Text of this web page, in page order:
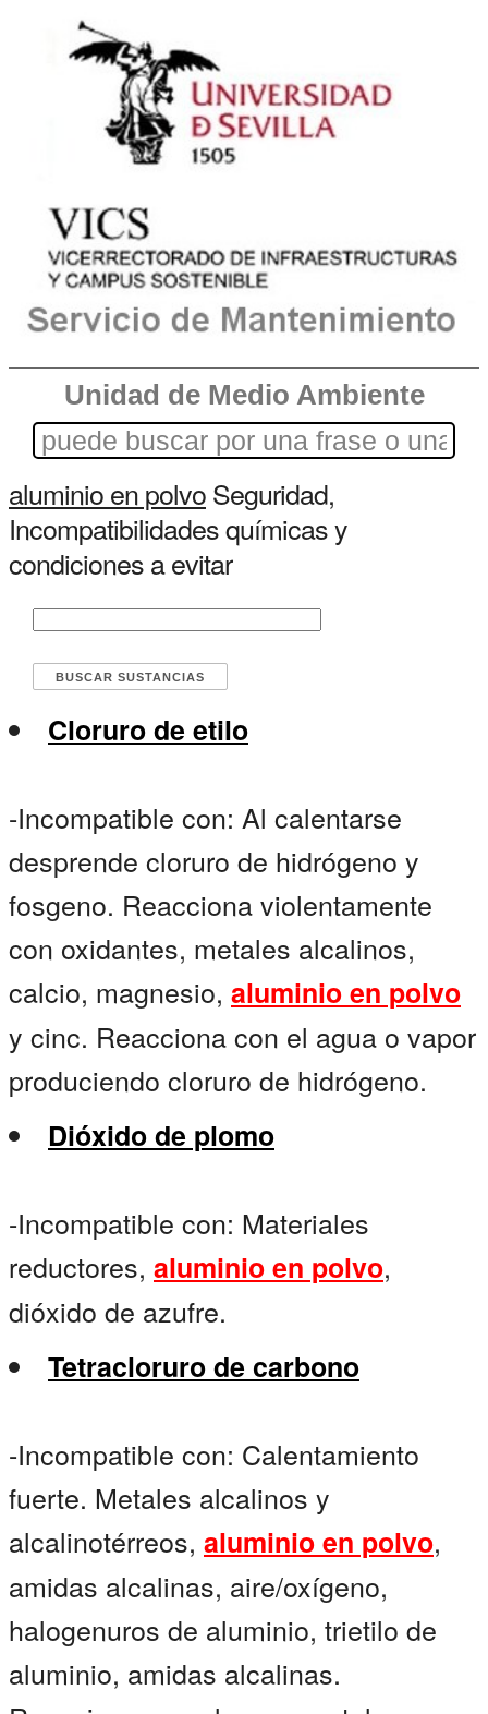
Unidad de Medio Ambiente
aluminio en polvoSeguridad,
Incompatibilidades químicas y
condiciones a evitar
Cloruro de etilo
-Incompatible con: Al calentarse
desprende cloruro de hidrógeno y
fosgeno. Reacciona violentamente
con oxidantes, metales alcalinos,
calcio, magnesio, aluminio en polvo
y cinc. Reacciona con el agua o vapor
produciendo cloruro de hidrógeno.
Dióxido de plomo
-Incompatible con: Materiales
reductores, aluminio en polvo,
dióxido de azufre.
Tetracloruro de carbono
-Incompatible con: Calentamiento
fuerte. Metales alcalinos y
alcalinotérreos, aluminio en polvo,
amidas alcalinas, aire/oxígeno,
halogenuros de aluminio, trietilo de
aluminio, amidas alcalinas.